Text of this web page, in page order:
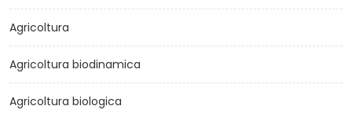
Agricoltura
Agricoltura biodinamica
Agricoltura biologica